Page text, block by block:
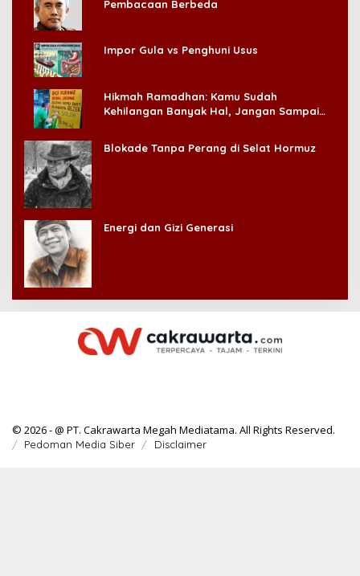
Pembacaan Berbeda
Impor Gula vs Penghuni Usus
Hikmah Ramadhan: Kamu Sudah
Kehilangan Banyak Hal, Jangan Sampai
Blokade Tanpa Perang di Selat Hormuz
Energi dan Gizi Generasi
© 2026 - @ PT. Cakrawarta Megah Mediatama. All Rights Reserved.
Pedoman Media Siber Disclaimer